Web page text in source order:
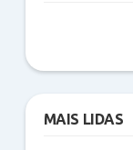
MAIS LIDAS